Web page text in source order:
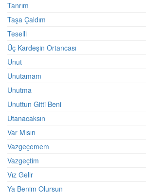
Tanrım
Taşa Çaldım
Teselli
Üç Kardeşin Ortancası
Unut
Unutamam
Unutma
Unuttun Gitti Beni
Utanacaksın
Var Mısın
Vazgeçemem
Vazgeçtim
Vız Gelir
Ya Benim Olursun